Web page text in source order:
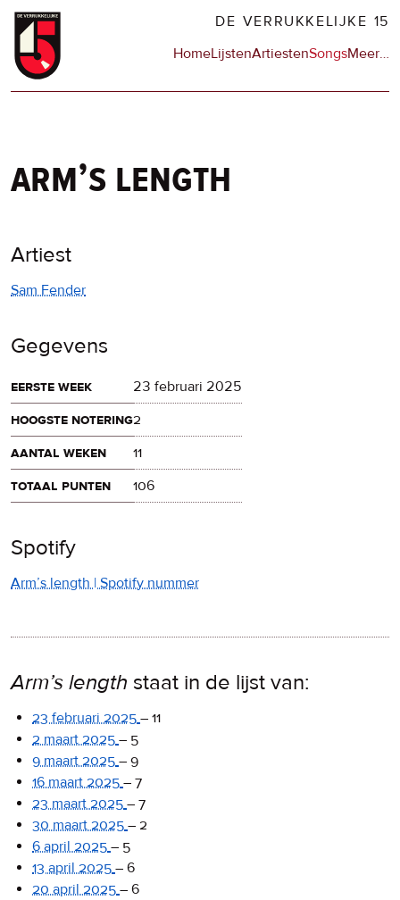
Overslaan
naar
DE VERRUKKELIJKE 15
Hoofdnavigatie
HomeLijstenArtiestenSongsMeerop
…
arm’s length
Artiest
Sam Fender
Gegevens
eerste week
23 februari 2025
hoogste notering2
aantal weken
11
totaal punten
106
Spotify
Arm’s length | Spotify nummer
Arm’s length staat in de lijst van:
23 februari 2025 – 11
2 maart 2025 – 5
9 maart 2025 – 9
16 maart 2025 – 7
23 maart 2025 – 7
30 maart 2025 – 2
6 april 2025 – 5
13 april 2025 – 6
20 april 2025 – 6